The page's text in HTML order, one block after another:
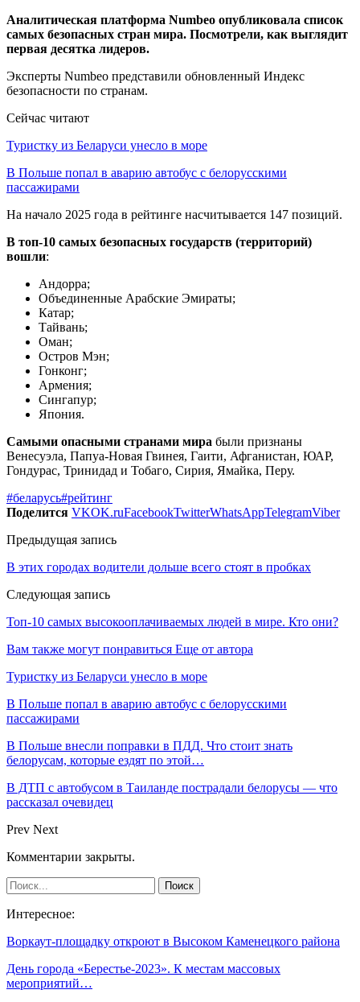
Аналитическая платформа Numbeo опубликовала список
самых безопасных стран мира. Посмотрели, как выглядит
первая десятка лидеров.
Эксперты Numbeo представили обновленный Индекс
безопасности по странам.
Сейчас читают
Туристку из Беларуси унесло в море
В Польше попал в аварию автобус с белорусскими
пассажирами
На начало 2025 года в рейтинге насчитывается 147 позиций.
В топ-10 самых безопасных государств (территорий)
вошли:
Андорра;
Объединенные Арабские Эмираты;
Катар;
Тайвань;
Оман;
Остров Мэн;
Гонконг;
Армения;
Сингапур;
Япония.
Самыми опасными странами мира были признаны
Венесуэла, Папуа-Новая Гвинея, Гаити, Афганистан, ЮАР,
Гондурас, Тринидад и Тобаго, Сирия, Ямайка, Перу.
#беларусь#рейтинг
Поделится VKOK.ruFacebookTwitterWhatsAppTelegramViber
Предыдущая запись
В этих городах водители дольше всего стоят в пробках
Следующая запись
Топ-10 самых высокооплачиваемых людей в мире. Кто они?
Вам также могут понравиться Еще от автора
Туристку из Беларуси унесло в море
В Польше попал в аварию автобус с белорусскими
пассажирами
В Польше внесли поправки в ПДД. Что стоит знать
белорусам, которые ездят по этой…
В ДТП с автобусом в Таиланде пострадали белорусы — что
рассказал очевидец
Prev Next
Комментарии закрыты.
Интересное:
Воркаут-площадку откроют в Высоком Каменецкого района
День города «Берестье-2023». К местам массовых
мероприятий…